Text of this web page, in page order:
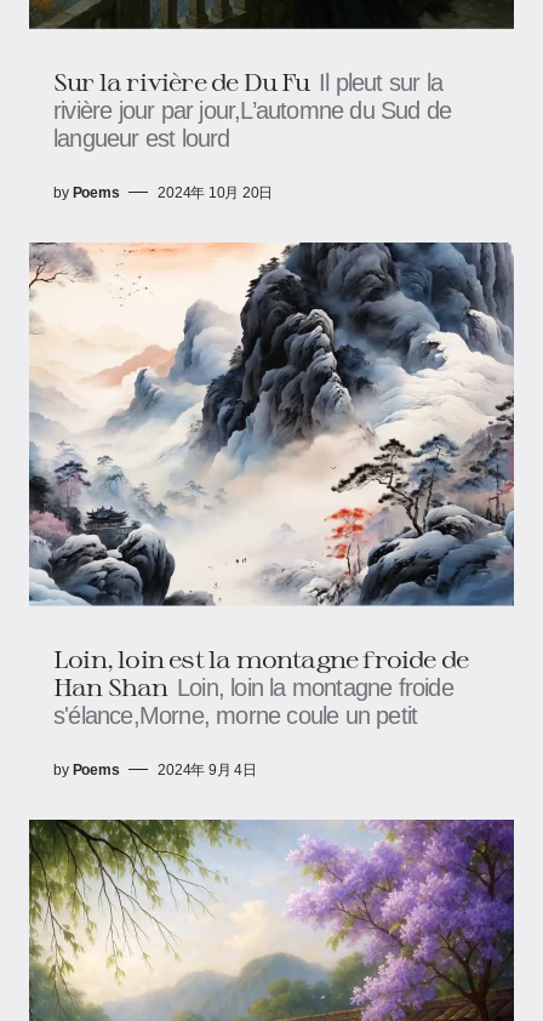
Sur la rivière de Du Fu Il pleut sur la
rivière jour par jour,L’automne du Sud de
langueur est lourd
by Poems 2024年 10月 20日
Loin, loin est la montagne froide de
Han Shan Loin, loin la montagne froide
s'élance,Morne, morne coule un petit
by Poems 2024年 9月 4日